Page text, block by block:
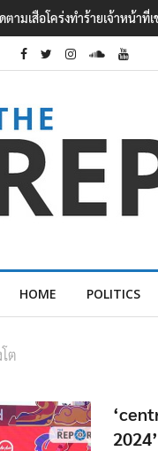
รวมตัวคัดค้าน ‘มิน ออง ไลง์’
’
HOME POLITICS
ต